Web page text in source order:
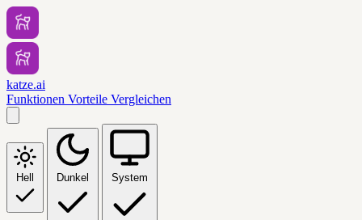
katze.ai
Funktionen Vorteile Vergleichen
Hell Dunkel System